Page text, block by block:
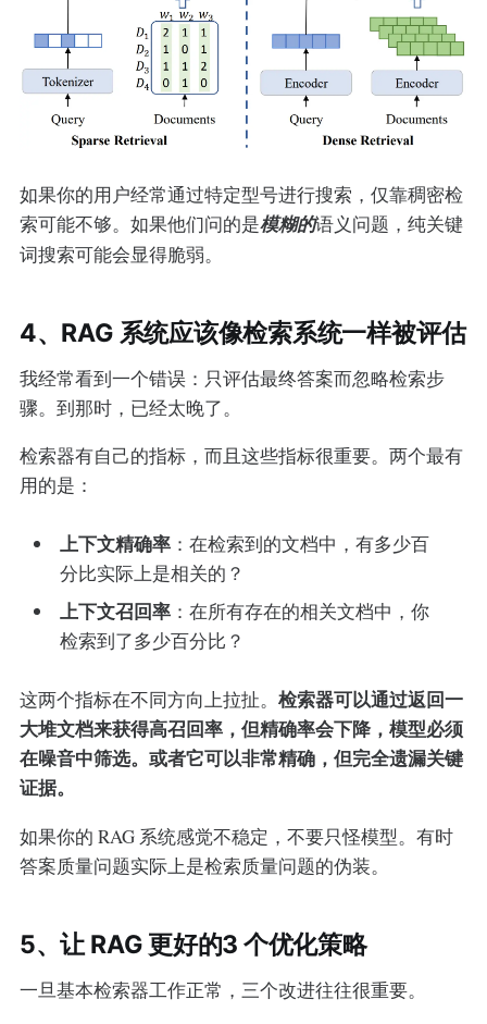
如果你的用户经常通过特定型号进行搜索，仅靠稠密检
索可能不够。如果他们问的是模糊的语义问题，纯关键
词搜索可能会显得脆弱。
4、RAG 系统应该像检索系统一样被评估
我经常看到一个错误：只评估最终答案而忽略检索步
骤。到那时，已经太晚了。
检索器有自己的指标，而且这些指标很重要。两个最有
用的是：
上下文精确率 ：在检索到的文档中，有多少百
分比实际上是相关的？
上下文召回率 ：在所有存在的相关文档中，你
检索到了多少百分比？
这两个指标在不同方向上拉扯。 检索器可以通过返回一
大堆文档来获得高召回率，但精确率会下降，模型必须
在噪音中筛选。或者它可以非常精确，但完全遗漏关键
证据。
如果你的 RAG 系统感觉不稳定，不要只怪模型。有时
答案质量问题实际上是检索质量问题的伪装。
5、让 RAG 更好的3 个优化策略
一旦基本检索器工作正常，三个改进往往很重要。